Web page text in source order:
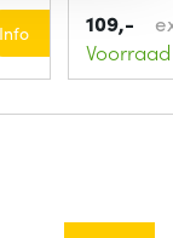
Info
3200
109,-
Voorraad